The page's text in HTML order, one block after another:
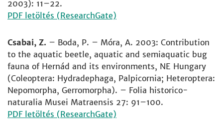
2003): 11–22.
PDF letöltés (ResearchGate)
Csabai, Z. – Boda, P. – Móra, A. 2003: Contribution
to the aquatic beetle, aquatic and semiaquatic bug
fauna of Hernád and its environments, NE Hungary
(Coleoptera: Hydradephaga, Palpicornia; Heteroptera:
Nepomorpha, Gerromorpha). – Folia historico-
naturalia Musei Matraensis 27: 91–100.
PDF letöltés (ResearchGate)